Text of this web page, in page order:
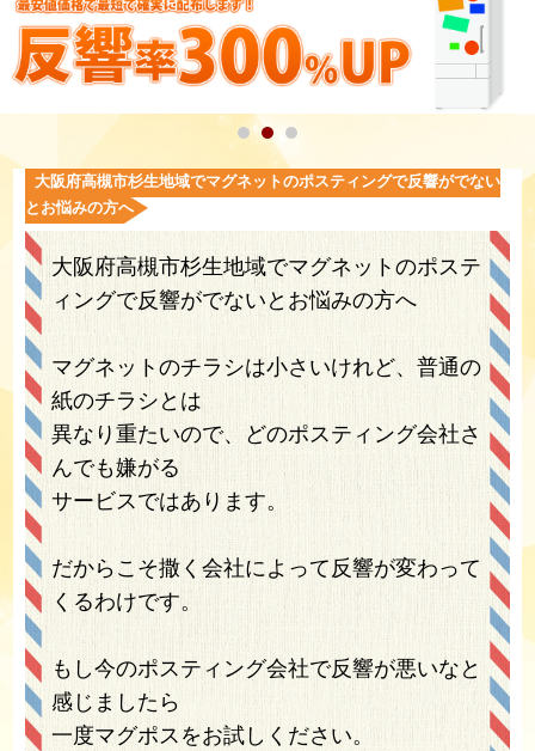
大阪府高槻市杉生地域でマグネットのポスティングで反響がでない
とお悩みの方へ
大阪府高槻市杉生地域でマグネットのポステ
ィングで反響がでないとお悩みの方へ
マグネットのチラシは小さいけれど、普通の
紙のチラシとは
異なり重たいので、どのポスティング会社さ
んでも嫌がる
サービスではあります。
だからこそ撒く会社によって反響が変わって
くるわけです。
もし今のポスティング会社で反響が悪いなと
感じましたら
一度マグポスをお試しください。